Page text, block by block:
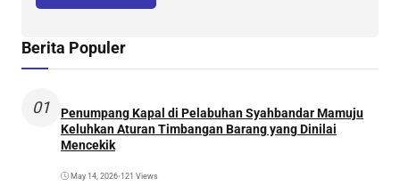
Berita Populer
01
Penumpang Kapal di Pelabuhan Syahbandar Mamuju
Keluhkan Aturan Timbangan Barang yang Dinilai
Mencekik
May 14, 2026•121 Views